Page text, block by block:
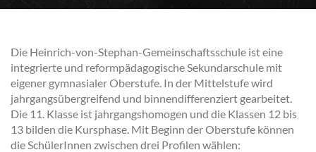
Die Heinrich-von-Stephan-Gemeinschaftsschule ist eine
integrierte und reformpädagogische Sekundarschule mit
eigener gymnasialer Oberstufe. In der Mittelstufe wird
jahrgangsübergreifend und binnendifferenziert gearbeitet.
Die 11. Klasse ist jahrgangshomogen und die Klassen 12 bis
13 bilden die Kursphase. Mit Beginn der Oberstufe können
die SchülerInnen zwischen drei Profilen wählen: